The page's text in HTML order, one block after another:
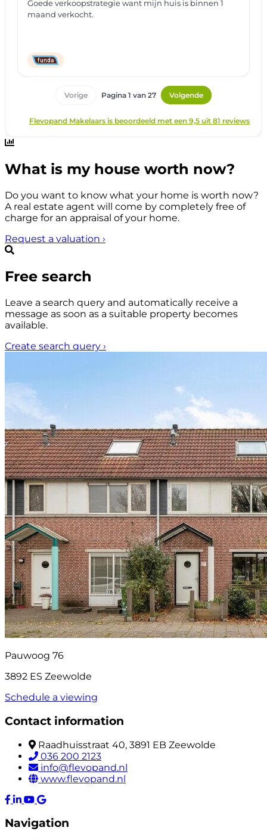
What is my house worth now?
Do you want to know what your home is worth now?
A real estate agent will come by completely free of
charge for an appraisal of your home.
Request a valuation ›
Free search
Leave a search query and automatically receive a
message as soon as a suitable property becomes
available.
Create search query ›
Pauwoog 76
3892 ES Zeewolde
Schedule a viewing
Contact information
Raadhuisstraat 40, 3891 EB Zeewolde
036 200 2123
info@flevopand.nl
www.flevopand.nl
Navigation